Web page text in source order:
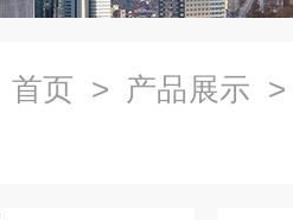
首页 > 产品展示